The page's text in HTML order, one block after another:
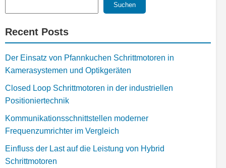
Suchen
Recent Posts
Der Einsatz von Pfannkuchen Schrittmotoren in
Kamerasystemen und Optikgeräten
Closed Loop Schrittmotoren in der industriellen
Positioniertechnik
Kommunikationsschnittstellen moderner
Frequenzumrichter im Vergleich
Einfluss der Last auf die Leistung von Hybrid
Schrittmotoren